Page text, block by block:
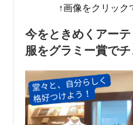
↑画像をクリッ
今をときめくアー
服をグラミー賞で